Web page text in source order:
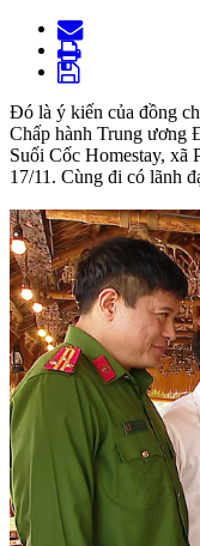
Đó là ý kiến của đồng
Chấp hành Trung ương
Suối Cốc Homestay, xã
17/11. Cùng đi có lãnh